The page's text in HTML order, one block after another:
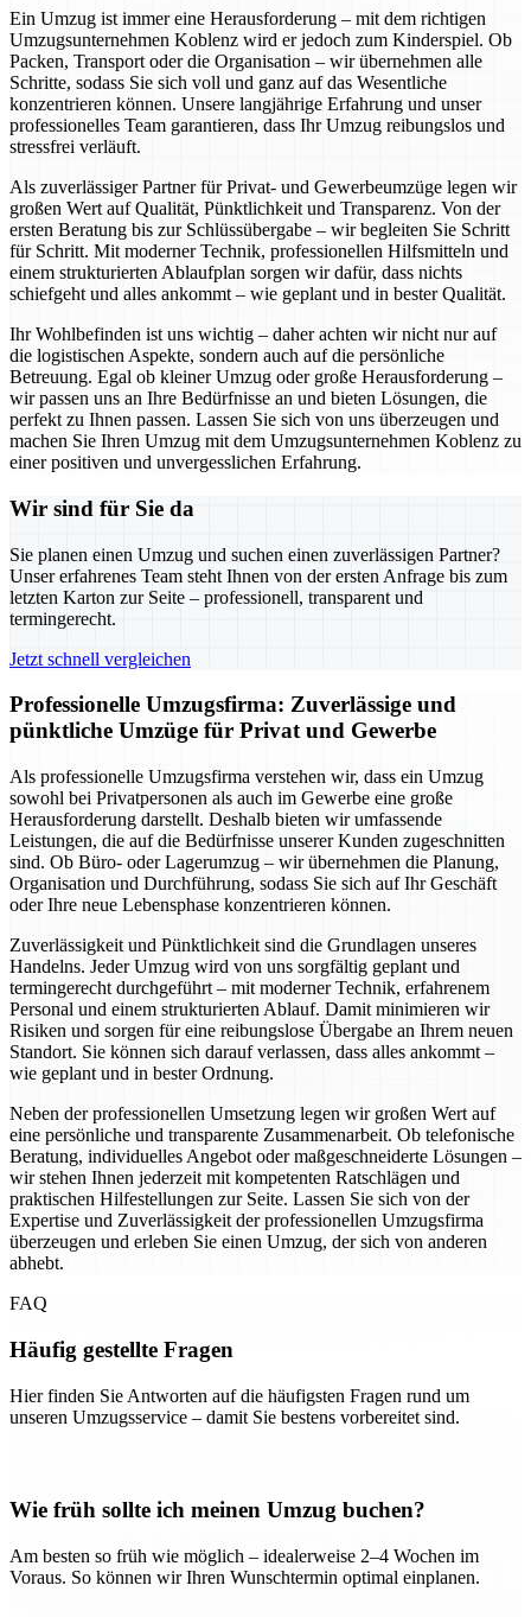
Ein Umzug ist immer eine Herausforderung – mit dem richtigen
Umzugsunternehmen Koblenz wird er jedoch zum Kinderspiel. Ob
Packen, Transport oder die Organisation – wir übernehmen alle
Schritte, sodass Sie sich voll und ganz auf das Wesentliche
konzentrieren können. Unsere langjährige Erfahrung und unser
professionelles Team garantieren, dass Ihr Umzug reibungslos und
stressfrei verläuft.
Als zuverlässiger Partner für Privat- und Gewerbeumzüge legen wir
großen Wert auf Qualität, Pünktlichkeit und Transparenz. Von der
ersten Beratung bis zur Schlüssübergabe – wir begleiten Sie Schritt
für Schritt. Mit moderner Technik, professionellen Hilfsmitteln und
einem strukturierten Ablaufplan sorgen wir dafür, dass nichts
schiefgeht und alles ankommt – wie geplant und in bester Qualität.
Ihr Wohlbefinden ist uns wichtig – daher achten wir nicht nur auf
die logistischen Aspekte, sondern auch auf die persönliche
Betreuung. Egal ob kleiner Umzug oder große Herausforderung –
wir passen uns an Ihre Bedürfnisse an und bieten Lösungen, die
perfekt zu Ihnen passen. Lassen Sie sich von uns überzeugen und
machen Sie Ihren Umzug mit dem Umzugsunternehmen Koblenz zu
einer positiven und unvergesslichen Erfahrung.
Wir sind für Sie da
Sie planen einen Umzug und suchen einen zuverlässigen Partner?
Unser erfahrenes Team steht Ihnen von der ersten Anfrage bis zum
letzten Karton zur Seite – professionell, transparent und
termingerecht.
Jetzt schnell vergleichen
Professionelle Umzugsfirma: Zuverlässige und
pünktliche Umzüge für Privat und Gewerbe
Als professionelle Umzugsfirma verstehen wir, dass ein Umzug
sowohl bei Privatpersonen als auch im Gewerbe eine große
Herausforderung darstellt. Deshalb bieten wir umfassende
Leistungen, die auf die Bedürfnisse unserer Kunden zugeschnitten
sind. Ob Büro- oder Lagerumzug – wir übernehmen die Planung,
Organisation und Durchführung, sodass Sie sich auf Ihr Geschäft
oder Ihre neue Lebensphase konzentrieren können.
Zuverlässigkeit und Pünktlichkeit sind die Grundlagen unseres
Handelns. Jeder Umzug wird von uns sorgfältig geplant und
termingerecht durchgeführt – mit moderner Technik, erfahrenem
Personal und einem strukturierten Ablauf. Damit minimieren wir
Risiken und sorgen für eine reibungslose Übergabe an Ihrem neuen
Standort. Sie können sich darauf verlassen, dass alles ankommt –
wie geplant und in bester Ordnung.
Neben der professionellen Umsetzung legen wir großen Wert auf
eine persönliche und transparente Zusammenarbeit. Ob telefonische
Beratung, individuelles Angebot oder maßgeschneiderte Lösungen –
wir stehen Ihnen jederzeit mit kompetenten Ratschlägen und
praktischen Hilfestellungen zur Seite. Lassen Sie sich von der
Expertise und Zuverlässigkeit der professionellen Umzugsfirma
überzeugen und erleben Sie einen Umzug, der sich von anderen
abhebt.
FAQ
Häufig gestellte Fragen
Hier finden Sie Antworten auf die häufigsten Fragen rund um
unseren Umzugsservice – damit Sie bestens vorbereitet sind.
Wie früh sollte ich meinen Umzug buchen?
Am besten so früh wie möglich – idealerweise 2–4 Wochen im
Voraus. So können wir Ihren Wunschtermin optimal einplanen.